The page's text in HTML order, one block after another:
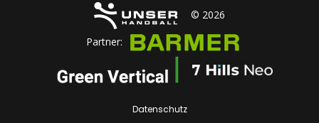
© 2026
Partner:
Datenschutz